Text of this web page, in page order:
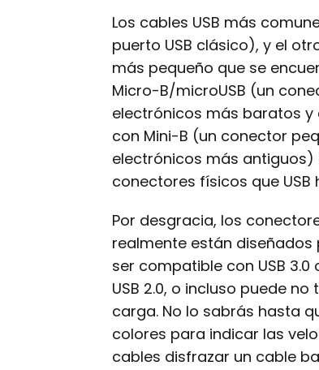
Los cables USB más
puerto USB clásico), y el
más pequeño que se
Micro-B/microUSB (un
electrónicos más baratos y
con Mini-B (un conector
electrónicos más antiguos)
conectores físicos que
Por desgracia, los
realmente están diseñados
ser compatible con USB
USB 2.0, o incluso puede
carga. No lo sabrás hasta
colores para indicar las
cables disfrazar un cable